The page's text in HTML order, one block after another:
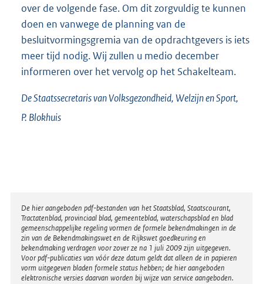
over de volgende fase. Om dit zorgvuldig te kunnen
doen en vanwege de planning van de
besluitvormingsgremia van de opdrachtgevers is iets
meer tijd nodig. Wij zullen u medio december
informeren over het vervolg op het Schakelteam.
De Staatssecretaris van Volksgezondheid, Welzijn en Sport,
P. Blokhuis
Disclaimer
De hier aangeboden pdf-bestanden van het Staatsblad, Staatscourant,
Tractatenblad, provinciaal blad, gemeenteblad, waterschapsblad en blad
gemeenschappelijke regeling vormen de formele bekendmakingen in de
zin van de Bekendmakingswet en de Rijkswet goedkeuring en
bekendmaking verdragen voor zover ze na 1 juli 2009 zijn uitgegeven.
Voor pdf-publicaties van vóór deze datum geldt dat alleen de in papieren
vorm uitgegeven bladen formele status hebben; de hier aangeboden
elektronische versies daarvan worden bij wijze van service aangeboden.